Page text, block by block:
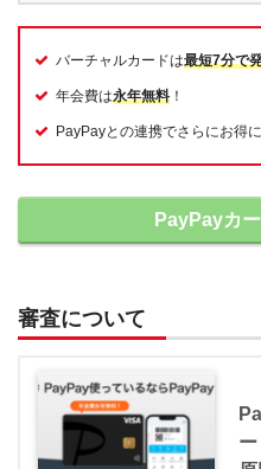
バーチャルカードは最短7分で
年会費は永年無料 ！
PayPayとの連携でさらにお得
PayPayカ
審査について